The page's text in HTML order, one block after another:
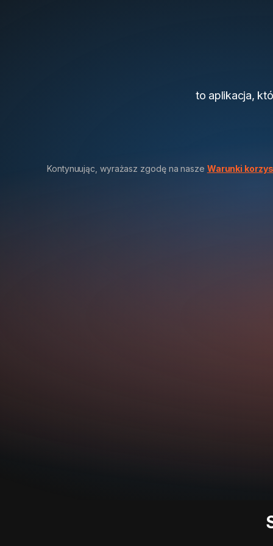
to aplikacja,
Kontynuując, wyrażasz zgodę na nasze Warunki